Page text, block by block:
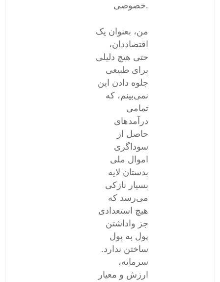
خصوصی.
من، بعنوان یک
اقتصاددان،
حتی هیچ دلیلی
برای طبیعی
جلوه دادن این
نمی‌بینم، که
تمامی
درآمدهای
حاصل از
سوداگری
اموال ملی
بدستان لایه
بسیار نازکی
می‌رسد که
هیچ استعدادی
جز واداشتن
پول به پول
ساختن ندارد.
سرمایه،
ارزش و معیار